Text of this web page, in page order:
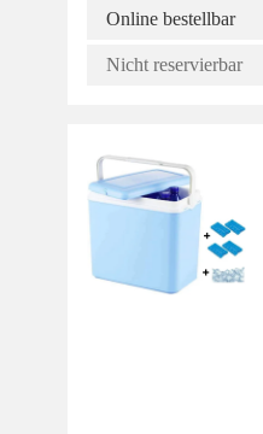
Online bestellbar
Nicht reservierbar